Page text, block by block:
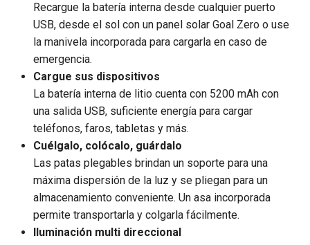
Recargue la batería interna desde cualquier puerto
USB, desde el sol con un panel solar Goal Zero o use
la manivela incorporada para cargarla en caso de
emergencia.
Cargue sus dispositivos
La batería interna de litio cuenta con 5200 mAh con
una salida USB, suficiente energía para cargar
teléfonos, faros, tabletas y más.
Cuélgalo, colócalo, guárdalo
Las patas plegables brindan un soporte para una
máxima dispersión de la luz y se pliegan para un
almacenamiento conveniente. Un asa incorporada
permite transportarla y colgarla fácilmente.
Iluminación multi direccional